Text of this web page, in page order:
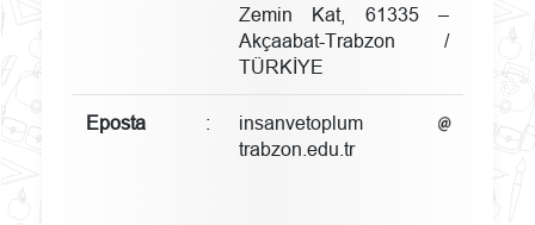
Zemin Kat, 61335 –
Akçaabat-Trabzon /
TÜRKİYE
Eposta :
insanvetoplum
trabzon.edu.tr